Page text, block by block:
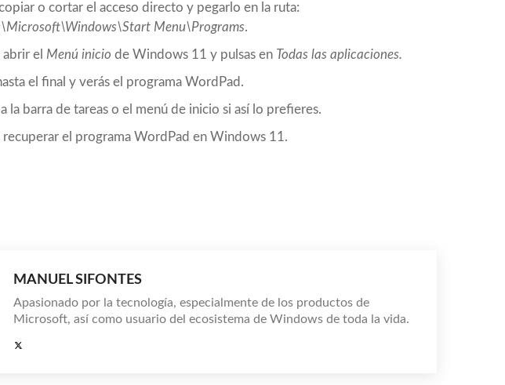
o cortar el acceso directo y pegarlo en la ruta:
Menu\Programs.
abrir el Menú inicio de Windows 11 y pulsas en Todas las aplicaciones.
el final y verás el programa WordPad.
la barra de tareas o el menú de inicio si así lo prefieres.
recuperar el programa WordPad en Windows 11.
MANUEL SIFONTES
Apasionado por la tecnología, especialmente de los productos de
Microsoft, así como usuario del ecosistema de Windows de toda la vida.